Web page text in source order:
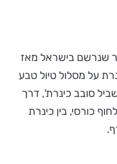
שנרשם בישראל מאז
כינרת על מסלול טיול טבע
סובב כינרת', דרך
כורסי, בין כינרת